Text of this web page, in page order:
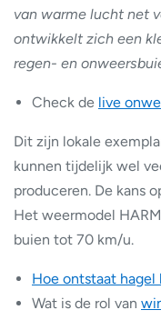
van warme lucht net
ontwikkelt zich een
regen- en
Check de live
Dit zijn lokale
kunnen tijdelijk wel
produceren. De kans
Het weermodel
buien tot 70 km/u.
Hoe ontstaat hagel
Wat is de rol van